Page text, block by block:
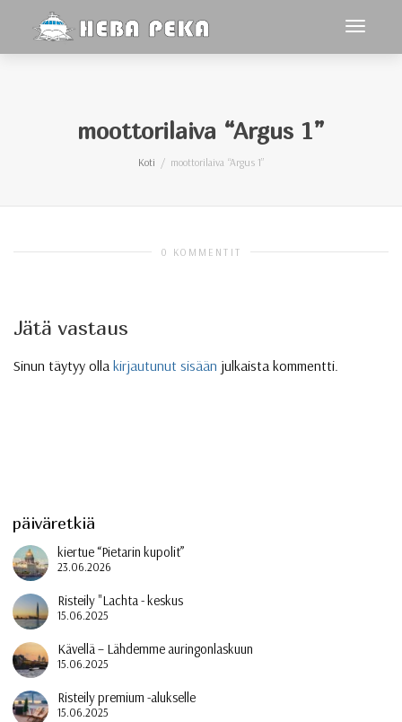
moottorilaiva “Argus 1”
Koti moottorilaiva “Argus 1”
0 KOMMENTIT
Jätä vastaus
Sinun täytyy olla kirjautunut sisään julkaista kommentti.
päiväretkiä
kiertue “Pietarin kupolit”
23.06.2026
Risteily "Lachta - keskus
15.06.2025
Kävellä – Lähdemme auringonlaskuun
15.06.2025
Risteily premium -alukselle
15.06.2025